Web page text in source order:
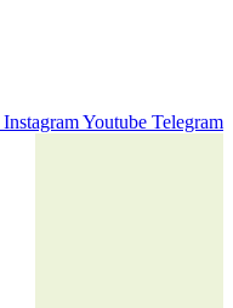
InstagramYoutube Telegram